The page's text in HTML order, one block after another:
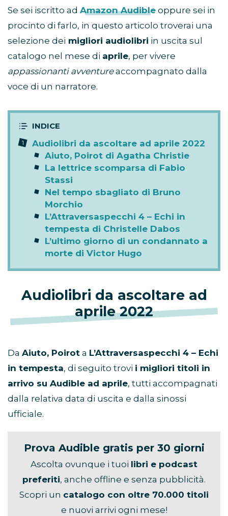
Se sei iscritto ad Amazon Audible oppure sei in
procinto di farlo, in questo articolo troverai una
selezione dei migliori audiolibri in uscita sul
catalogo nel mese di aprile, per vivere
appassionanti avventureaccompagnato dalla
voce di un narratore.
Audiolibri da ascoltare ad aprile 2022
Aiuto, Poirot di Agatha Christie
La lettrice scomparsa di Fabio
Stassi
Nel tempo sbagliato di Bruno
Morchio
L’Attraversaspecchi 4 – Echi in
tempesta di Christelle Dabos
L’ultimo giorno di un condannato a
morte di Victor Hugo
Audiolibri da ascoltare ad
aprile 2022
Da Aiuto, Poirot a L’Attraversaspecchi 4 – Echi
in tempesta, di seguito trovi i migliori titoli in
arrivo su Audible ad aprile, tutti accompagnati
dalla relativa data di uscita e dalla sinossi
ufficiale.
Prova Audible gratis per 30 giorni
Ascolta ovunque i tuoi libri e podcast
preferiti, anche offline e senza pubblicità.
Scopri un catalogo con oltre 70.000 titoli
e nuovi arrivi ogni mese!